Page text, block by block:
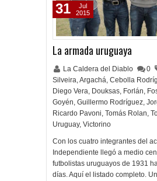
La armada uruguaya
La Caldera del Diablo 0
Silveira,Argachá, Cebolla
Diego Vera, Douksas, Forlán,
Goyén, Guillermo Rodríguez,
Ricardo Pavoni, Tomás Rolan,
Uruguay, Victorino
Con los cuatro integrantes del
Independiente llegó a medio
futbolistas uruguayos de 1931
días. Aquí el listado completo.
31
Jul
2015